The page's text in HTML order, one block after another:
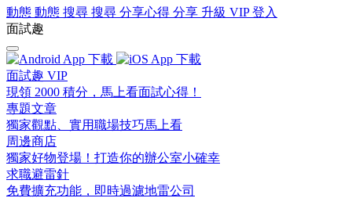
動態 動態 搜尋 搜尋 分享心得 分享 升級 VIP 登入
面試趣
面試趣 VIP
現領 2000 積分，馬上看面試心得！
專題文章
獨家觀點、實用職場技巧馬上看
周邊商店
獨家好物登場！打造你的辦公室小確幸
求職避雷針
免費擴充功能，即時過濾地雷公司